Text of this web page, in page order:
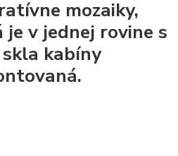
mozaiky,
je v jednej rovine s
kabíny